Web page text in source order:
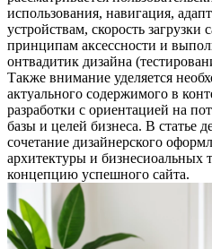
использования, навигация,
устройствам, скорость загрузки
принципам аксессности и
онтвадитик дизайна
Также внимание уделяется
актуального содержимого в
разработки с ориентацией на
базы и целей бизнеса. В статье
сочетание дизайнерского
архитектуры и бизнесиоальных
концепцию успешного сайта.